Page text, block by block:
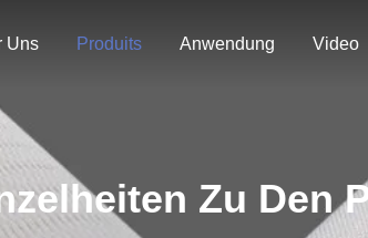
Uns Produits Anwendung Video
Zu Den